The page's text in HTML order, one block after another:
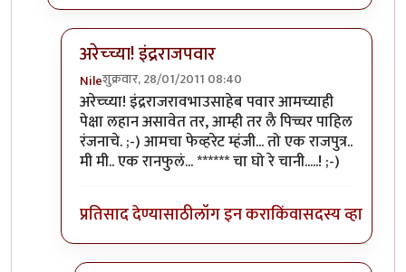
अरेच्च्या! इंद्रराजपवार
Nileशुक्रवार, 28/01/2011 08:40
In reply toइन्द्रा पवारbyचित्रा
अरेच्च्या! इंद्रराजरावभाउसाहेब पवार आमच्याही
पेक्षा लहान असावेत तर, आम्ही तर लै पिच्चर पाहिल
रंजनाचे. ;-) आमचा फेव्हरेट म्हंजी... तो एक राजपुत्र..
मी मी.. एक रानफुलं... ****** चा घो रे चानी.....! ;-)
प्रतिसाद देण्यासाठीलॉग इन कराकिंवासदस्य व्हा